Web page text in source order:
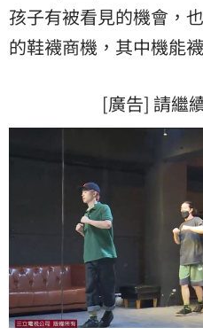
孩子有被看見的機會，
的鞋襪商機，其中機能
[廣告] 請繼